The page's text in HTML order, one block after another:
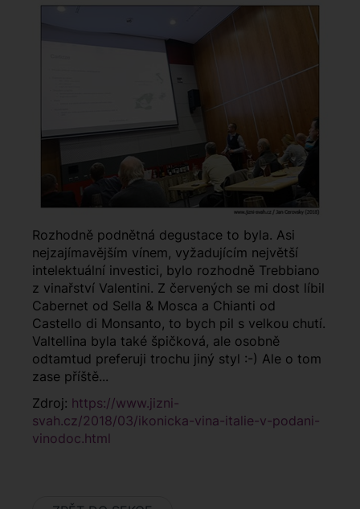
Rozhodně podnětná degustace to byla. Asi
nejzajímavějším vínem, vyžadujícím největší
intelektuální investici, bylo rozhodně Trebbiano
z vinařství Valentini. Z červených se mi dost líbil
Cabernet od Sella & Mosca a Chianti od
Castello di Monsanto, to bych pil s velkou chutí.
Valtellina byla také špičková, ale osobně
odtamtud preferuji trochu jiný styl :-) Ale o tom
zase příště...
Zdroj: https://www.jizni-
svah.cz/2018/03/ikonicka-vina-italie-v-podani-
vinodoc.html